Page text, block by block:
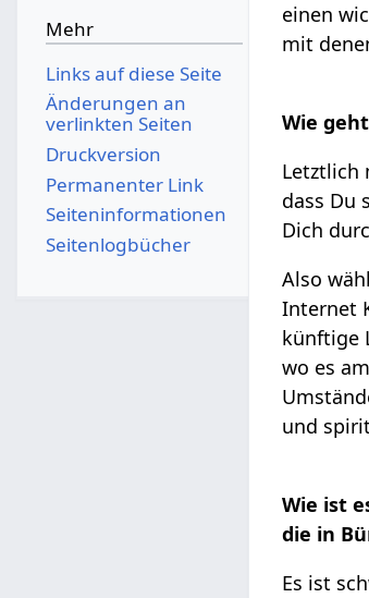
einen
mit
Wie
Letztlich
dass Du
Dich
Also
Internet
künftige
wo es
und
Wie ist
die in
Es ist
Mehr
Links auf diese Seite
Änderungen an
verlinkten Seiten
Druckversion
Permanenter Link
Seiten­­informationen
Seitenlogbücher